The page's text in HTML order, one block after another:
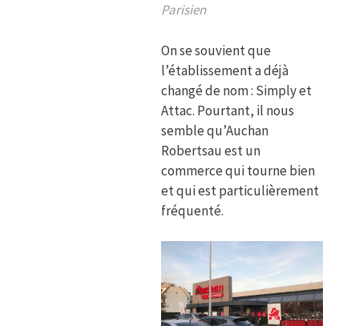
Parisien
On se souvient que
l’établissement a déjà
changé de nom : Simply et
Attac. Pourtant, il nous
semble qu’Auchan
Robertsau est un
commerce qui tourne bien
et qui est particulièrement
fréquenté.